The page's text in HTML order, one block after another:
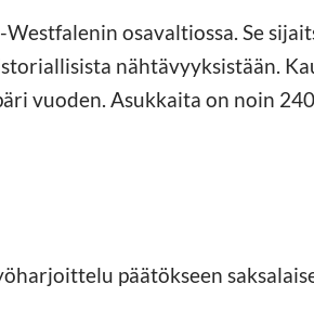
osavaltiossa. Se
nähtävyyksistään.
vuoden. Asukkaita on noin
päätökseen